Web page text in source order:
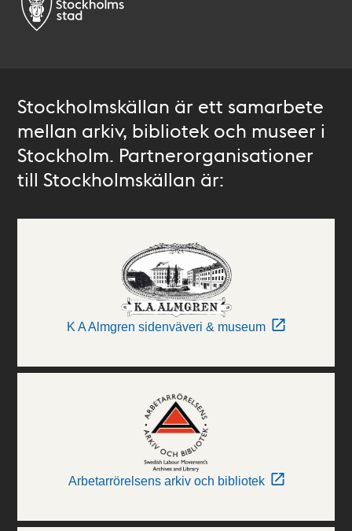
Stockholmskällan är ett samarbete
mellan arkiv, bibliotek och museer i
Stockholm. Partnerorganisationer
till Stockholmskällan är:
K A Almgren sidenväveri & museum
Arbetarrörelsens arkiv och bibliotek